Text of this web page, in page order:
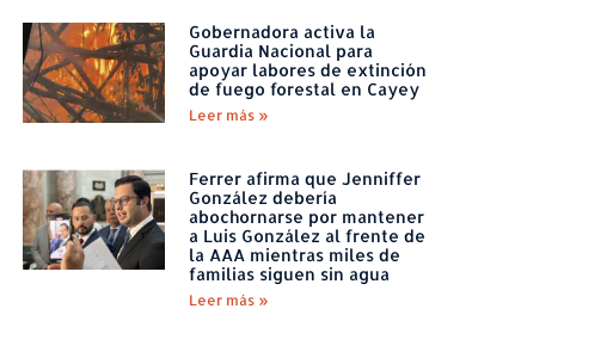
Gobernadora activa la
Guardia Nacional para
apoyar labores de extinción
de fuego forestal en Cayey
Leer más »
Ferrer afirma que Jenniffer
González debería
abochornarse por mantener
a Luis González al frente de
la AAA mientras miles de
familias siguen sin agua
Leer más »